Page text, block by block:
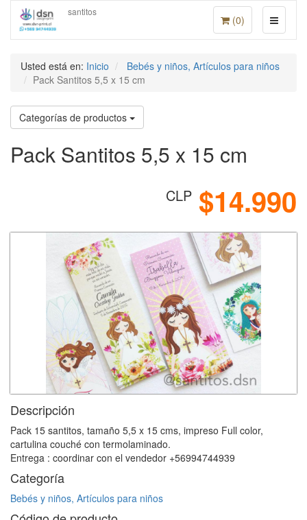
(0)
santitos
Usted está en: Inicio
Bebés y niños, Artículos para niños
Pack Santitos 5,5 x 15 cm
Categorías de productos
Pack Santitos 5,5 x 15 cm
$14.990
CLP
Descripción
Pack 15 santitos, tamaño 5,5 x 15 cms, impreso Full color,
cartulina couché con termolaminado.
Entrega : coordinar con el vendedor +56994744939
Categoría
Bebés y niños, Artículos para niños